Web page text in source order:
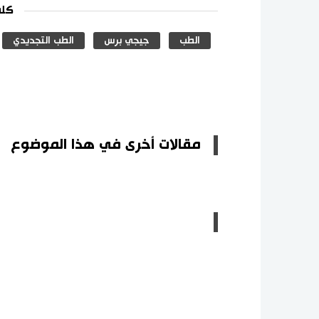
الطب جيجي برس الطب التجديدي
مقالات أخرى في هذا الموضوع